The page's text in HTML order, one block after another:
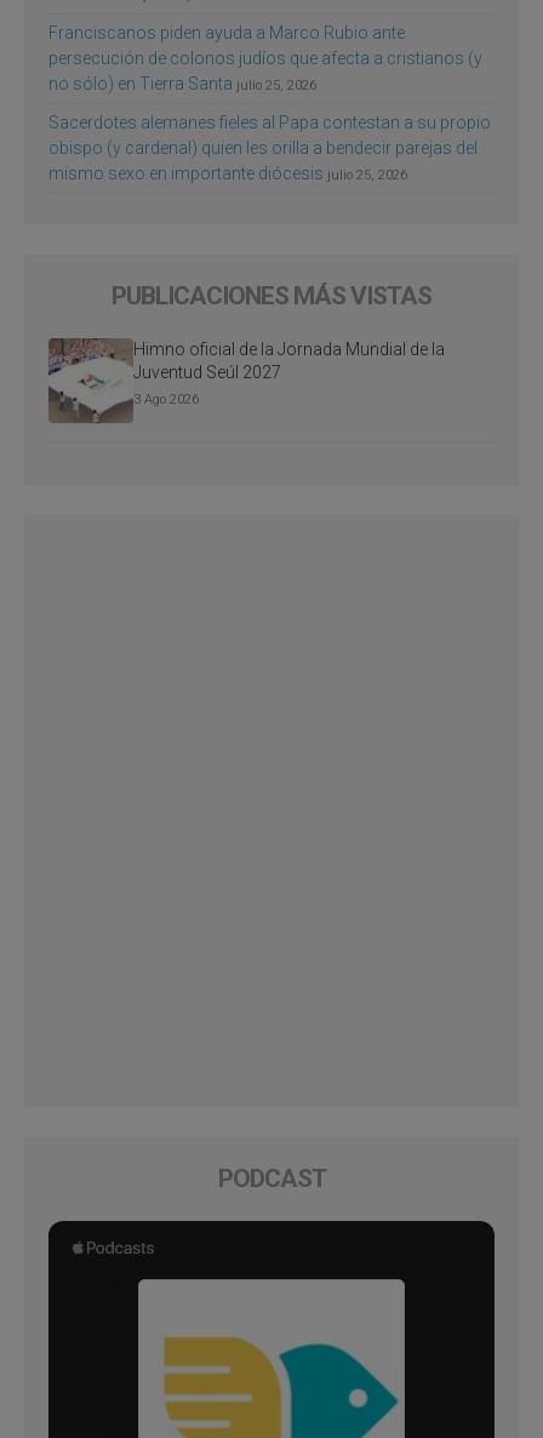
Franciscanos piden ayuda a Marco Rubio ante
persecución de colonos judíos que afecta a cristianos (y
no sólo) en Tierra Santa julio 25, 2026
Sacerdotes alemanes fieles al Papa contestan a su propio
obispo (y cardenal) quien les orilla a bendecir parejas del
mismo sexo en importante diócesis julio 25, 2026
PUBLICACIONES MÁS VISTAS
Himno oficial de la Jornada Mundial de la
Juventud Seúl 2027
3 Ago 2026
PODCAST